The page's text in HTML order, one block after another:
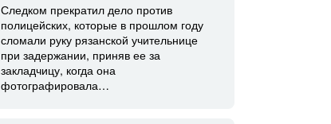
Следком прекратил дело против
полицейских, которые в прошлом году
сломали руку рязанской учительнице
при задержании, приняв ее за
закладчицу, когда она
фотографировала…